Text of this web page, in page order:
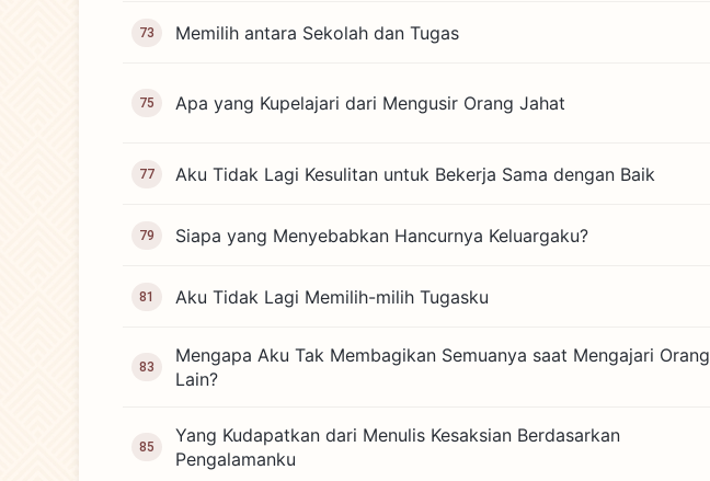
73 Memilih antara Sekolah dan Tugas
75 Apa yang Kupelajari dari Mengusir Orang Jahat
77 Aku Tidak Lagi Kesulitan untuk Bekerja Sama dengan Baik
79 Siapa yang Menyebabkan Hancurnya Keluargaku?
81 Aku Tidak Lagi Memilih-milih Tugasku
83
Mengapa Aku Tak Membagikan Semuanya saat Mengajari Orang
Lain?
85
Yang Kudapatkan dari Menulis Kesaksian Berdasarkan
Pengalamanku